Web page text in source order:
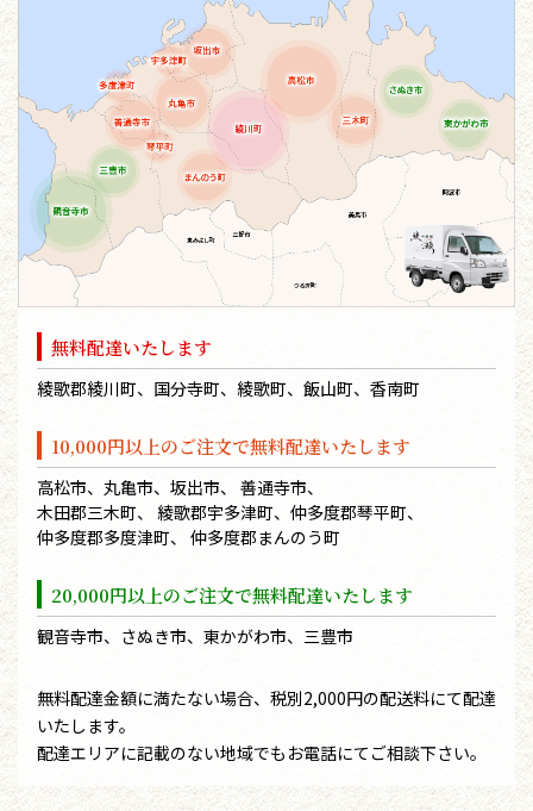
無料配達いたします
綾歌郡綾川町、国分寺町、綾歌町、飯山町、香南町
10,000円以上のご注文で無料配達いたします
高松市、丸亀市、坂出市、 善通寺市、
木田郡三木町、 綾歌郡宇多津町、仲多度郡琴平町、
仲多度郡多度津町、 仲多度郡まんのう町
20,000円以上のご注文で無料配達いたします
観音寺市、さぬき市、東かがわ市、三豊市
無料配達金額に満たない場合、税別2,000円の配送料にて配達
いたします。
配達エリアに記載のない地域でもお電話にてご相談下さい。